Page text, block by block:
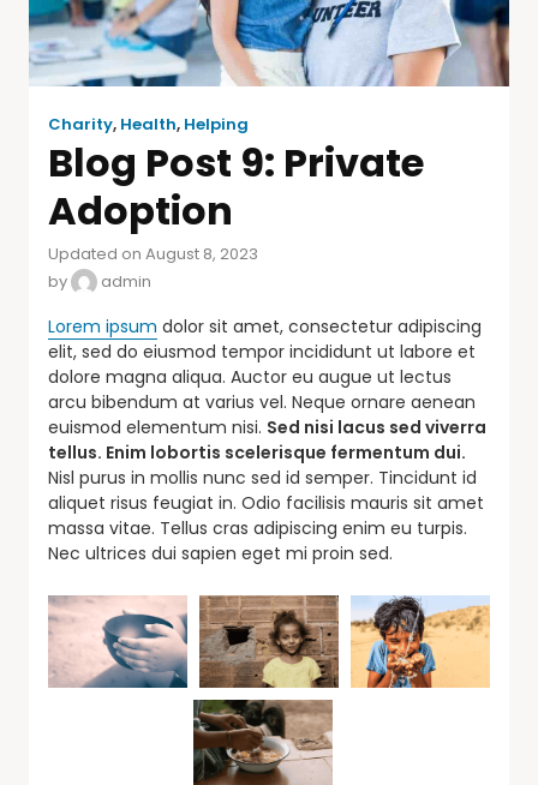
Charity, Health, Helping
Blog Post 9: Private
Adoption
Updated on August 8, 2023
by
admin
Lorem ipsum dolor sit amet, consectetur adipiscing
elit, sed do eiusmod tempor incididunt ut labore et
dolore magna aliqua. Auctor eu augue ut lectus
arcu bibendum at varius vel. Neque ornare aenean
euismod elementum nisi. Sed nisi lacus sed viverra
tellus. Enim lobortis scelerisque fermentum dui.
Nisl purus in mollis nunc sed id semper. Tincidunt id
aliquet risus feugiat in. Odio facilisis mauris sit amet
massa vitae. Tellus cras adipiscing enim eu turpis.
Nec ultrices dui sapien eget mi proin sed.